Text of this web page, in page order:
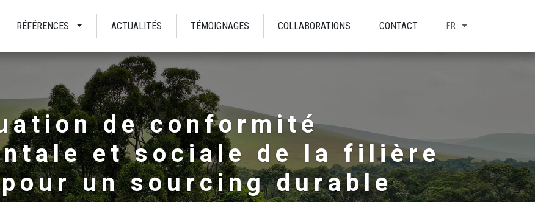
RÉFÉRENCES ACTUALITÉS TÉMOIGNAGES COLLABORATIONS CONTACT FR
de conformité
et sociale de la filière
un sourcing durable